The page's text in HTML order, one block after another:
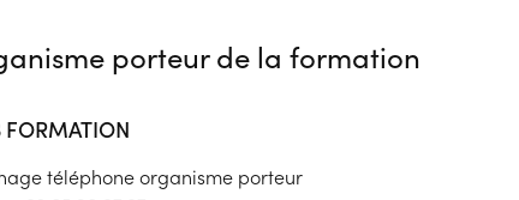
porteur de la formation
FORMATION
téléphone organisme porteur